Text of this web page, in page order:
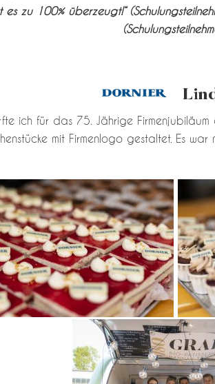
zu 100% überzeugt!“
ich für das 75. Jährige
mit Firmenlogo gestaltet. Es